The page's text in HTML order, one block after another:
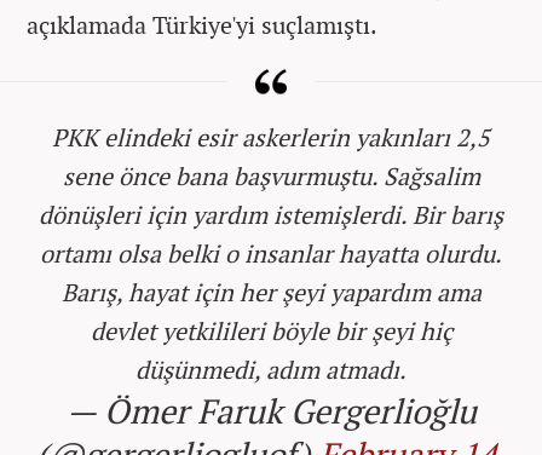
açıklamada Türkiye'yi suçlamıştı.
PKK elindeki esir askerlerin yakınları 2,5
sene önce bana başvurmuştu. Sağsalim
dönüşleri için yardım istemişlerdi. Bir barış
ortamı olsa belki o insanlar hayatta olurdu.
Barış, hayat için her şeyi yapardım ama
devlet yetkilileri böyle bir şeyi hiç
düşünmedi, adım atmadı.
— Ömer Faruk Gergerlioğlu